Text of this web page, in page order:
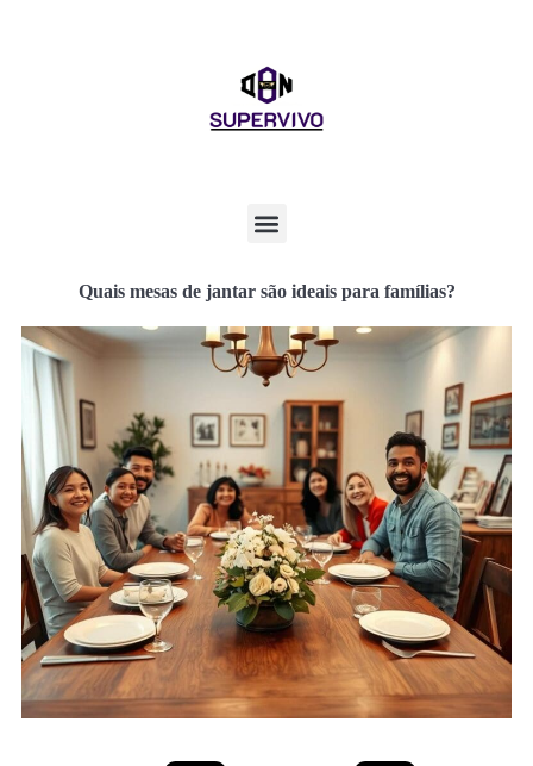
Quais mesas de jantar são ideais para famílias?